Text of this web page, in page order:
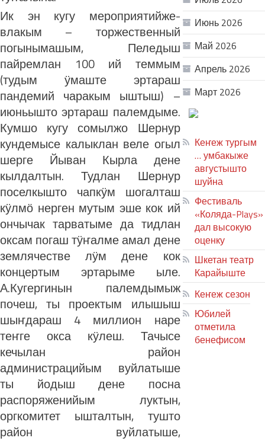
Ик эн кугу мероприятийже-
влакым – торжественный
погынымашым, Пеледыш
пайремлан 100 ий теммым
(тудым ӱмаште эртараш
пандемий чаракым ыштыш) –
июньышто эртараш палемдыме.
Кумшо кугу сомылжо Шернур
кундемысе калыклан веле огыл
шерге Йыван Кырла дене
кылдалтын. Тудлан Шернур
поселкышто чапкӱм шогалташ
кӱлмӧ нерген мутым эше кок ий
ончычак тарватыме да тидлан
оксам погаш тӱҥалме амал дене
землячестве лӱм дене кок
концертым эртарыме ыле.
А.Кугергинын палемдымыж
почеш, ты проектым илышыш
шыҥдараш 4 миллион наре
теҥге окса кӱлеш. Тачысе
кечылан район
администрацийым вуйлатыше
ты йодыш дене посна
распоряженийым луктын,
оргкомитет ышталтын, тушто
район вуйлатыше,
Июнь 2026
Май 2026
Апрель 2026
Март 2026
Кеҥеж тургым
… умбакыже
августышто
шуйна
Фестиваль
«Коляда-Plays»
дал высокую
оценку
Шкетан театр
Карайыште
Кеҥеж сезон
Юбилей
отметила
бенефисом